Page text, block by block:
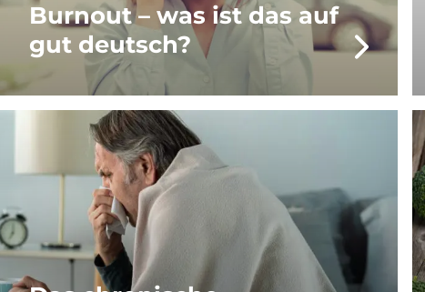
Burnout – was ist das auf
gut deutsch?